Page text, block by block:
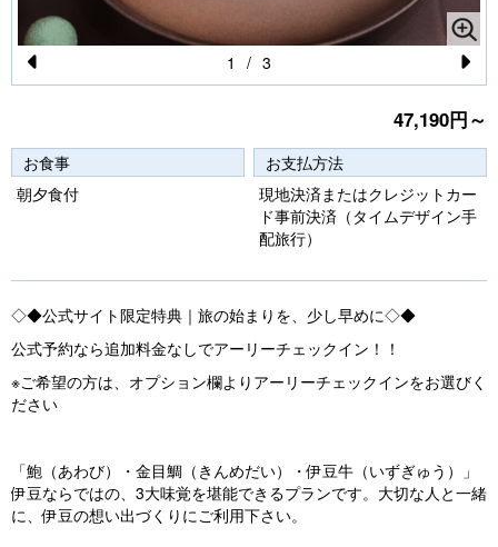
Pr
vi
o
N
e
xt
1 / 3
47,190円～
お食事
朝夕食付
お支払方法
現地決済またはクレジットカー
ド事前決済（タイムデザイン手
配旅行）
◇◆公式サイト限定特典｜旅の始まりを、少し早めに◇◆
公式予約なら追加料金なしでアーリーチェックイン！！
※ご希望の方は、オプション欄よりアーリーチェックインをお選びく
ださい
「鮑（あわび）・金目鯛（きんめだい）・伊豆牛（いずぎゅう）」
伊豆ならではの、3大味覚を堪能できるプランです。大切な人と一緒
に、伊豆の想い出づくりにご利用下さい。